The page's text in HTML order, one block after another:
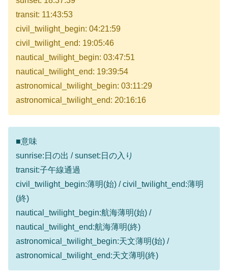
transit: 11:43:53
civil_twilight_begin: 04:21:59
civil_twilight_end: 19:05:46
nautical_twilight_begin: 03:47:51
nautical_twilight_end: 19:39:54
astronomical_twilight_begin: 03:11:29
astronomical_twilight_end: 20:16:16
■意味
sunrise:日の出 / sunset:日の入り
transit:子午線通過
civil_twilight_begin:薄明(始) / civil_twilight_end:薄明
(終)
nautical_twilight_begin:航海薄明(始) /
nautical_twilight_end:航海薄明(終)
astronomical_twilight_begin:天文薄明(始) /
astronomical_twilight_end:天文薄明(終)